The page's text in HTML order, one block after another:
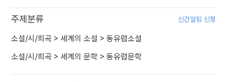
주제분류 신간알림 신청
소설/시/희곡 > 세계의 소설 > 동유럽소설
소설/시/희곡 > 세계의 문학 > 동유럽문학